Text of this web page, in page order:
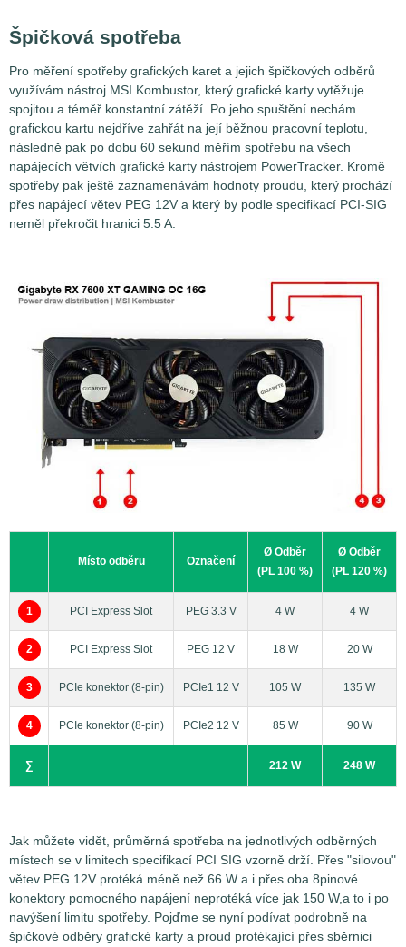
záležitostí, jak by se na první pohled mohlo zdát. Problém
spočívá v tom, že grafické karty nejsou napájeny jen z
Zatímco ty nejméně výkonné grafické karty si vystačí se
základním napájením přes sběrnici PCI Express (PEG - PCI
Express Graphics), která přes dvě nezávislé větve 3.3V a
12V může dodat grafické kartě maximálně 75W (respektive
66 W na větvi PEG 12V), výkonnější grafické karty potřebují
energie mnohem více. Ty pak krom napájení přes PEG
musejí využívat ještě další pomocné zdroje napájení, a to
pomocí 1-3 napájecích konektorů PCIe 12V (6-pin / 8-pin /
12-pin), přes které by nemělo být dodáváno více jak 150 W
pak mohou přenášet až 600 W při 55 A. Znamená to tedy, že
spotřebu grafické karty musíme měřit minimálně na dvou a
maximálně pak na pěti odběrných místech najednou podle
toho, kolika pomocnými napájecími konektory daná grafická
karta disponuje. Jednotlivé větve napájení pak nesou
označení PEG 3.3V, PEG 12V, PCIe 12V (konektor 1-3).
Měření špičkových odběrů (Peak)
Měření špičkové spotřeby a proudu na jednotlivých
Špičková spotřeba
Pro měření spotřeby grafických karet a jejich špičkových odběrů
využívám nástroj MSI Kombustor, který grafické karty vytěžuje
spojitou a téměř konstantní zátěží. Po jeho spuštění nechám
grafickou kartu nejdříve zahřát na její běžnou pracovní teplotu,
následně pak po dobu 60 sekund měřím spotřebu na všech
napájecích větvích grafické karty nástrojem PowerTracker. Kromě
spotřeby pak ještě zaznamenávám hodnoty proudu, který prochází
přes napájecí větev PEG 12V a který by podle specifikací PCI-SIG
neměl překročit hranici 5.5 A.
Místo odběru Označení
Ø Odběr
(PL 100 %)
Ø Odběr
(PL 120 %)
1 PCI Express Slot PEG 3.3 V 4 W 4 W
2 PCI Express Slot PEG 12 V 18 W 20 W
3 PCIe konektor (8-pin) PCIe1 12 V 105 W 135 W
4 PCIe konektor (8-pin) PCIe2 12 V 85 W 90 W
∑ 212 W 248 W
Jak můžete vidět, průměrná spotřeba na jednotlivých odběrných
místech se v limitech specifikací PCI SIG vzorně drží. Přes "silovou"
větev PEG 12V protéká méně než 66 W a i přes oba 8pinové
konektory pomocného napájení neprotéká více jak 150 W,a to i po
navýšení limitu spotřeby. Pojďme se nyní podívat podrobně na
špičkové odběry grafické karty a proud protékající přes sběrnici